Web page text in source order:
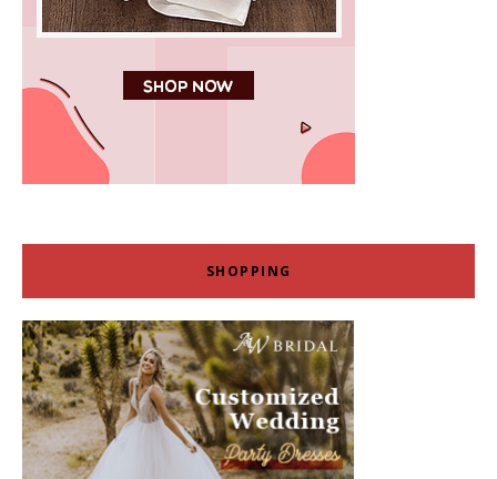
SHOPPING